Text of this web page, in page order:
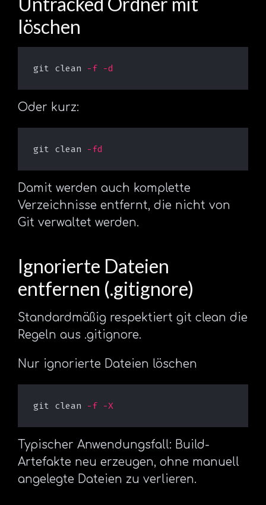
löschen
git clean -f -d
Oder kurz:
git clean -fd
Damit werden auch komplette
Verzeichnisse entfernt, die nicht von
Git verwaltet werden.
Ignorierte Dateien
entfernen (.gitignore)
Standardmäßig respektiert git clean die
Regeln aus .gitignore.
Nur ignorierte Dateien löschen
git clean -f -X
Typischer Anwendungsfall: Build-
Artefakte neu erzeugen, ohne manuell
angelegte Dateien zu verlieren.